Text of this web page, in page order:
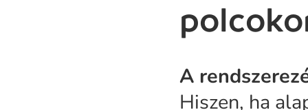
A
Hiszen, ha